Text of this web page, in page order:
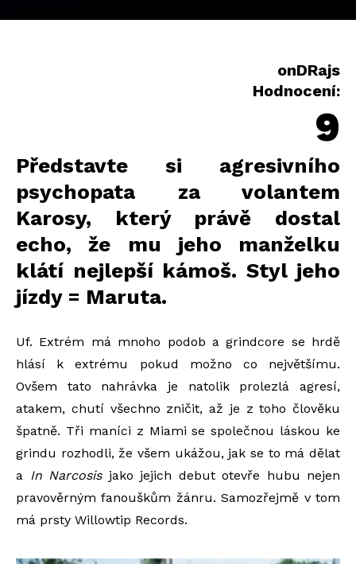
onDRajs
Hodnocení:
9
Představte si agresivního
psychopata za volantem
Karosy, který právě dostal
echo, že mu jeho manželku
klátí nejlepší kámoš. Styl jeho
jízdy = Maruta.
Uf. Extrém má mnoho podob a grindcore se hrdě
hlásí k extrému pokud možno co největšímu.
Ovšem tato nahrávka je natolik prolezlá agresí,
atakem, chutí všechno zničit, až je z toho člověku
špatně. Tři maníci z Miami se společnou láskou ke
grindu rozhodli, že všem ukážou, jak se to má dělat
a In Narcosisjako jejich debut otevře hubu nejen
pravověrným fanouškům žánru. Samozřejmě v tom
má prsty Willowtip Records.